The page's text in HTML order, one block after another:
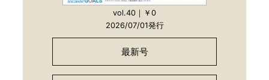
vol.40｜￥0
2026/07/01発行
最新号